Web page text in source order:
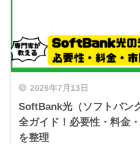
2026年7月13日
SoftBank光（ソフトバン
全ガイド！必要性・料金
を整理